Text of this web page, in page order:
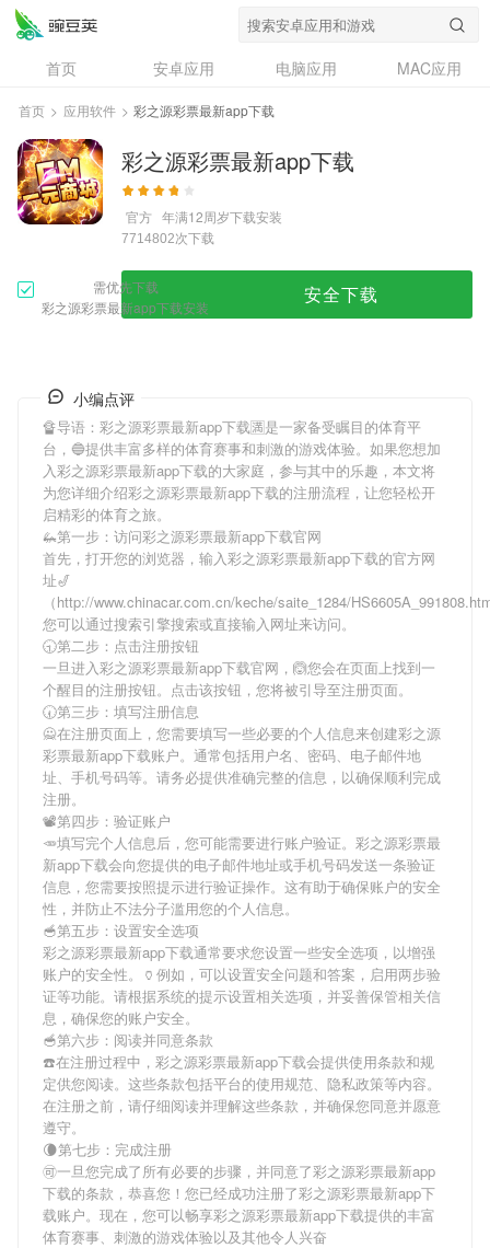
首页 安卓应用 电脑应用
MAC应用
资讯
专题
问答
首页 > 应用软件 > 彩之源彩票最新app下载
彩之源彩票最新app下载
官方 年满12周岁下载安装
7714802次下载
需优先下载
彩之源彩票最新app下载安装
安全下载
小编点评
🔏导语： 彩之源彩票最新app下载🈵是一家备受瞩目的体育平
台，🔵提供丰富多样的体育赛事和刺激的游戏体验。如果您想加
入彩之源彩票最新app下载的大家庭，参与其中的乐趣，本文将
为您详细介绍彩之源彩票最新app下载的注册流程，让您轻松开
启精彩的体育之旅。
🦗第一步：访问彩之源彩票最新app下载官网
首先，打开您的浏览器，输入彩之源彩票最新app下载的官方网
址🎷
（http://www.chinacar.com.cn/keche/saite_1284/
您可以通过搜索引擎搜索或直接输入网址来访问。
🕤第二步：点击注册按钮
一旦进入彩之源彩票最新app下载官网，🙆您会在页面上找到一
个醒目的注册按钮。点击该按钮，您将被引导至注册页面。
🕢第三步：填写注册信息
🙅在注册页面上，您需要填写一些必要的个人信息来创建彩之源
彩票最新app下载账户。通常包括用户名、密码、电子邮件地
址、手机号码等。请务必提供准确完整的信息，以确保顺利完成
注册。
📽第四步：验证账户
🥕填写完个人信息后，您可能需要进行账户验证。 彩之源彩票最
新app下载会向您提供的电子邮件地址或手机号码发送一条验证
信息，您需要按照提示进行验证操作。这有助于确保账户的安全
性，并防止不法分子滥用您的个人信息。
🥣第五步：设置安全选项
彩之源彩票最新app下载通常要求您设置一些安全选项，以增强
账户的安全性。🏺例如，可以设置安全问题和答案，启用两步验
证等功能。请根据系统的提示设置相关选项，并妥善保管相关信
息，确保您的账户安全。
🥣第六步：阅读并同意条款
☎️在注册过程中， 彩之源彩票最新app下载会提供使用条款和规
定供您阅读。这些条款包括平台的使用规范、隐私政策等内容。
在注册之前，请仔细阅读并理解这些条款，并确保您同意并愿意
遵守。
🌘第七步：完成注册
🉑一旦您完成了所有必要的步骤，并同意了彩之源彩票最新app
下载的条款，恭喜您！您已经成功注册了彩之源彩票最新app下
载账户。现在，您可以畅享彩之源彩票最新app下载提供的丰富
体育赛事、刺激的游戏体验以及其他令人兴奋